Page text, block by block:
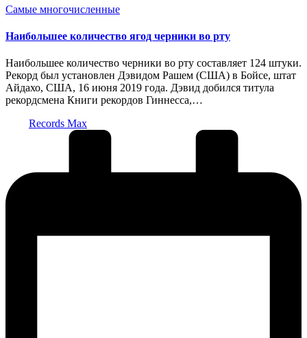
Опубликовано
Самые многочисленные
Наибольшее количество ягод черники во рту
Наибольшее количество черники во рту составляет 124 штуки.
Рекорд был установлен Дэвидом Рашем (США) в Бойсе, штат
Айдахо, США, 16 июня 2019 года. Дэвид добился титула
рекордсмена Книги рекордов Гиннесса,…
Records Max